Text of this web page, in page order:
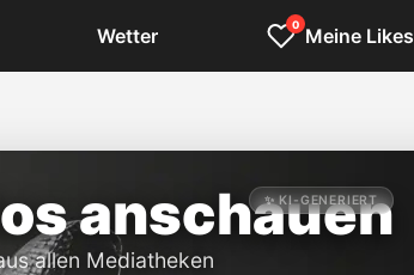
Wetter 0 Meine Likes
✨ KI-GENERIERT
anschauen
allen Mediatheken